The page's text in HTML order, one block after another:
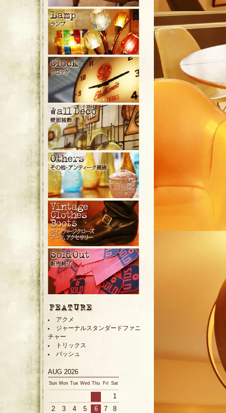
アクメ
ジャーナルスタンダードファニ
チャー
トリックス
バッシュ
AUG 2026
Sun Mon Tue Wed Thu Fri Sat
1
2
3 4 5 6 7
8